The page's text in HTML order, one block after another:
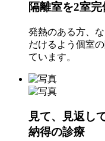
隔離室を2室完
発熱のある方、
だけるよう個室
ています。
見て、見返し
納得の診療